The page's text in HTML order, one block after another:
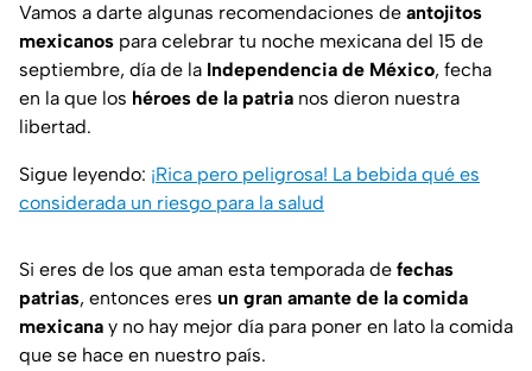
Vamos a darte algunas recomendaciones de antojitos
mexicanos para celebrar tu noche mexicana del 15 de
septiembre, día de la Independencia de México, fecha
en la que los héroes de la patria nos dieron nuestra
libertad.
Sigue leyendo: ¡Rica pero peligrosa! La bebida qué es
considerada un riesgo para la salud
Si eres de los que aman esta temporada de fechas
patrias, entonces eres un gran amante de la comida
mexicana y no hay mejor día para poner en lato la comida
que se hace en nuestro país.